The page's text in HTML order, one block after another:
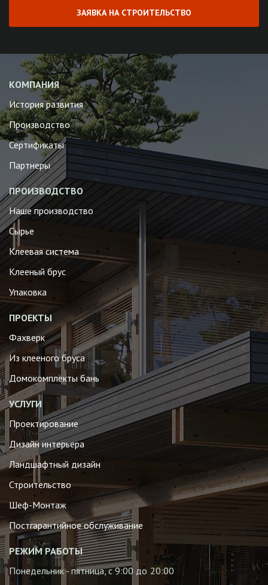
ЗАЯВКА НА СТРОИТЕЛЬСТВО
КОМПАНИЯ
История развития
Производство
Сертификаты
Партнеры
ПРОИЗВОДСТВО
Наше производство
Сырье
Клеевая система
Клееный брус
Упаковка
ПРОЕКТЫ
Фахверк
Из клееного бруса
Домокомплекты бань
УСЛУГИ
Проектирование
Дизайн интерьера
Ландшафтный дизайн
Строительство
Шеф-Монтаж
Постгарантийное обслуживание
РЕЖИМ РАБОТЫ
Понедельник - пятница, с 9:00 до 20:00